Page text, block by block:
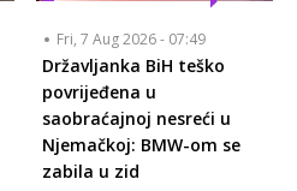
Fri, 7 Aug 2026 - 07:49
Državljanka BiH teško
povrijeđena u
saobraćajnoj nesreći u
Njemačkoj: BMW-om se
zabila u zid